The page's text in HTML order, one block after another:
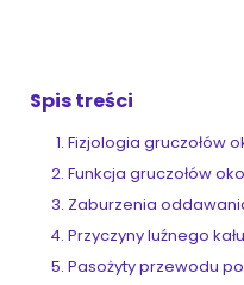
Spis treści
Fizjologia gruczołów
Funkcja gruczołów
Zaburzenia
Przyczyny luźnego kału
Pasożyty przewodu